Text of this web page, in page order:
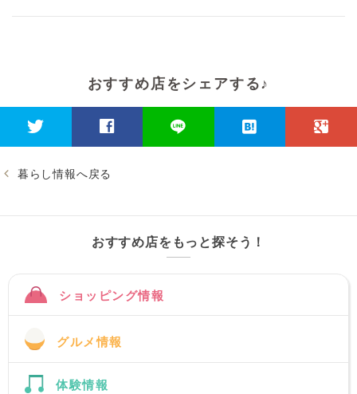
おすすめ店をシェアする♪
暮らし情報へ戻る
おすすめ店をもっと探そう！
ショッピング情報
グルメ情報
体験情報